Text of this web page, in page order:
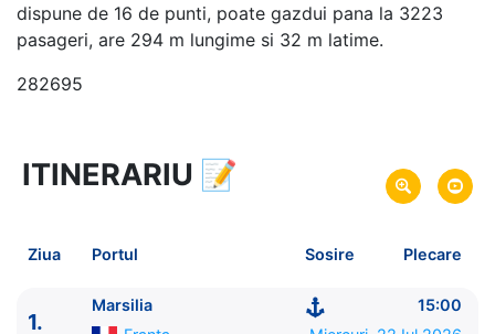
dispune de 16 de punti, poate gazdui pana la 3223
pasageri, are 294 m lungime si 32 m latime.
282695
8 zile vacanta de croaziera in
Marea Mediterana de Vest si Insulele Baleare -
link
Sosire pe 29 Iul 2026 Franta
ITINERARIU 📝
Ziua Portul Sosire Plecare
1.
Marsilia
15:00